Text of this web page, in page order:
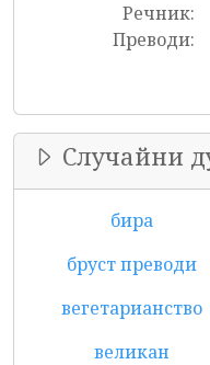
Речник:
Преводи:
Случайни
бира
бруст преводи
вегетарианство
великан